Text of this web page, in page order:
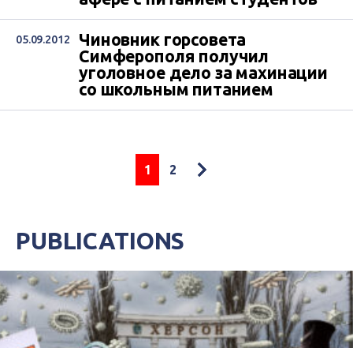
05.09.2012
Чиновник горсовета
Симферополя получил
уголовное дело за махинации
со школьным питанием
1 2
PUBLICATIONS